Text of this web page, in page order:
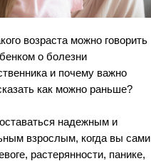
возраста можно говорить
о болезни
и почему важно
как можно раньше?
надежным и
взрослым, когда вы сами
растерянности, панике,